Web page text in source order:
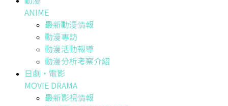
ANIME
最新動漫情報
動漫專訪
動漫活動報導
動漫分析考察介紹
日劇・電影
MOVIE DRAMA
最新影視情報